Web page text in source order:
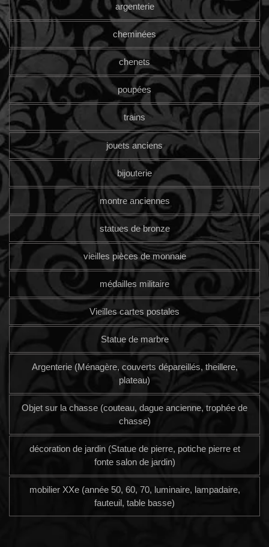
argenterie
cheminées
chenets
poupées
trains
jouets anciens
bijouterie
montre anciennes
statues de bronze
vieilles pièces de monnaie
médailles militaire
Vieilles cartes postales
Statue de marbre
Argenterie (Ménagère, couverts dépareillés, theillere,
plateau)
Objet sur la chasse (couteau, dague ancienne, trophée de
chasse)
décoration de jardin (Statue de pierre, potiche pierre et
fonte salon de jardin)
mobilier XXe (année 50, 60, 70, luminaire, lampadaire,
fauteuil, table basse)